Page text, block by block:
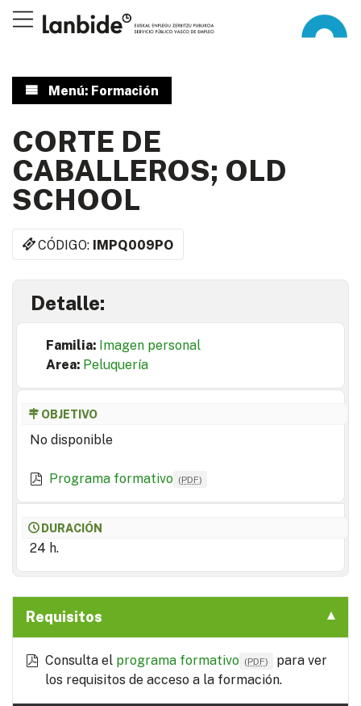
Menú: Formación
CORTE DE
CABALLEROS; OLD
SCHOOL
CÓDIGO: IMPQ009PO
Detalle:
Familia: Imagen personal
Area: Peluquería
OBJETIVO
No disponible
Programa formativo (PDF)
DURACIÓN
24 h.
Requisitos
Consulta el programa formativo (PDF)
para ver
los requisitos de acceso a la formación.